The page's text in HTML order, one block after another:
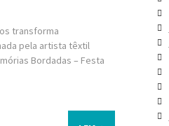
transforma
pela artista têxtil
Bordadas – Festa